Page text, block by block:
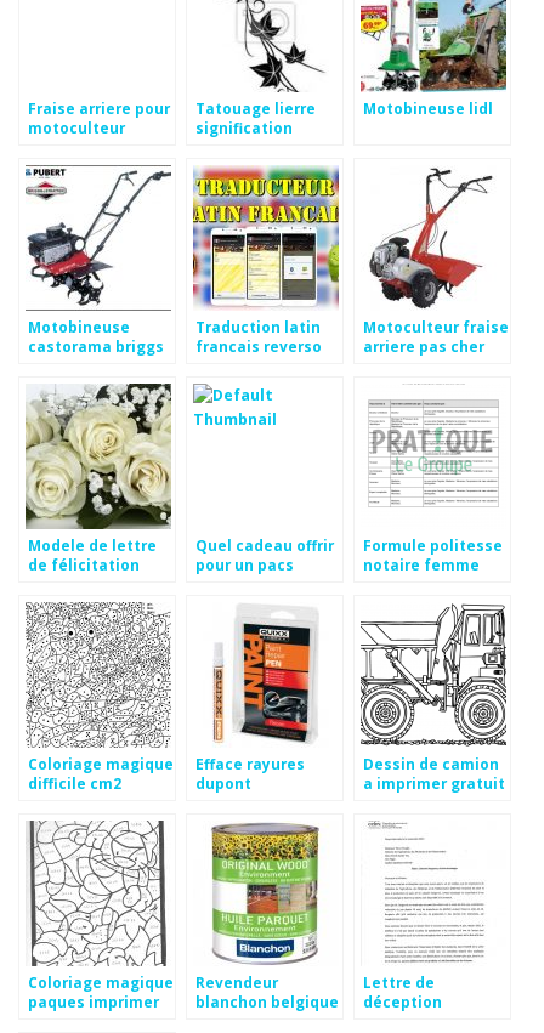
Fraise arriere pour
motoculteur
Tatouage lierre
signification
Motobineuse lidl
Motobineuse
castorama briggs
Traduction latin
francais reverso
Motoculteur fraise
arriere pas cher
Modele de lettre
de félicitation
Quel cadeau offrir
pour un pacs
Formule politesse
notaire femme
Coloriage magique
difficile cm2
Efface rayures
dupont
Dessin de camion
a imprimer gratuit
Coloriage magique
paques imprimer
Revendeur
blanchon belgique
Lettre de
déception